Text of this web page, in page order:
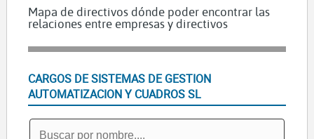
Mapa de directivos dónde poder encontrar las
relaciones entre empresas y directivos
CARGOS DE SISTEMAS DE GESTION
AUTOMATIZACION Y CUADROS SL